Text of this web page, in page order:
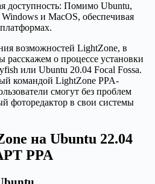
доступность: Помимо Ubuntu,
и MacOS, обеспечивая
возможностей LightZone, в
о процессе установки
или Ubuntu 20.04 Focal Fossa.
командой LightZone PPA-
смогут без проблем
фоторедактор в свои системы
на Ubuntu 22.04
PPA